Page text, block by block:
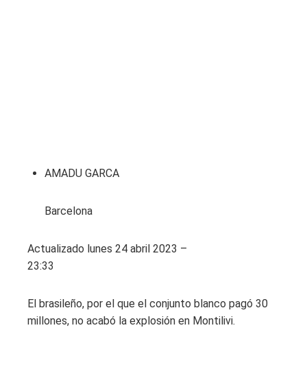
AMADU GARCA
Barcelona
Actualizado lunes 24 abril 2023 –
23:33
El brasileño, por el que el conjunto blanco pagó 30
millones, no acabó la explosión en Montilivi.